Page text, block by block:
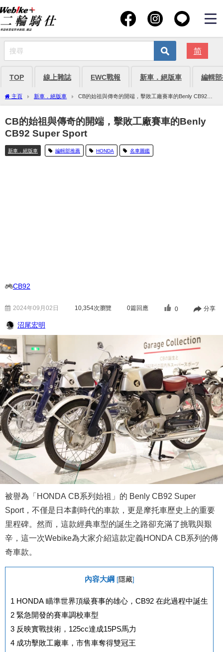
简
TOP 線上雜誌 EWC戰報 新車．絕版車 編輯
主頁 新車．絕版車
CB的始祖與傳奇的開端，擊敗工廠賽車的Benly CB92
Super Sport
CB的始祖與傳奇的開端，擊敗工廠賽車的Benly
CB92 Super Sport
新車．絕版車 編輯部推薦 HONDA 名車圖鑑
CB92
2024年09月02日 10,354次瀏覽 0篇回應 0 分享
沼尾宏明
被譽為「HONDA CB系列始祖」的 Benly CB92 Super
Sport，不僅是日本劃時代的車款，更是摩托車歷史上的重要
里程碑。然而，這款經典車型的誕生之路卻充滿了挑戰與艱
辛，這一次Webike為大家介紹這款定義HONDA CB系列的傳
奇車款。
內容大綱 [隱藏]
1 HONDA 瞄準世界頂級賽事的雄心，CB92 在此過程中誕生
2 緊急開發的賽車調校車型
3 反映實戰技術，125cc達成15PS馬力
4 成功擊敗工廠車，市售車奪得雙冠王